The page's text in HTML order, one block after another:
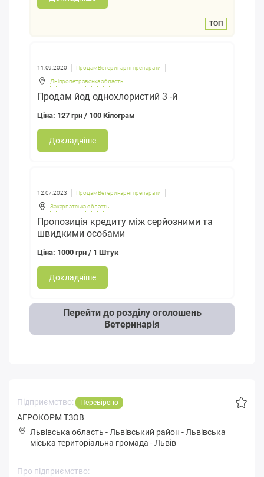
ТОП
11.09.2020 Продам Ветеринарні препарати
Дніпропетровська область
Продам йод однохлористий 3 -й
Ціна: 127 грн / 100 Кілограм
Докладніше
12.07.2023 Продам Ветеринарні препарати
Закарпатська область
Пропозиція кредиту між серйозними та
швидкими особами
Ціна: 1000 грн / 1 Штук
Докладніше
Перейти до розділу оголошень
Ветеринарія
Підприємство: Перевірено
АГРОКОРМ ТЗОВ
Львівська область - Львівський район - Львівськa
міська територіальна громада - Львів
Про підприємство: